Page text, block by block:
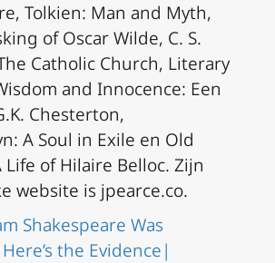
Tolkien: Man and Myth,
of Oscar Wilde, C. S.
Catholic Church, Literary
and Innocence: Een
Chesterton,
A Soul in Exile en Old
of Hilaire Belloc. Zijn
website is jpearce.co.
Shakespeare Was
the Evidence|